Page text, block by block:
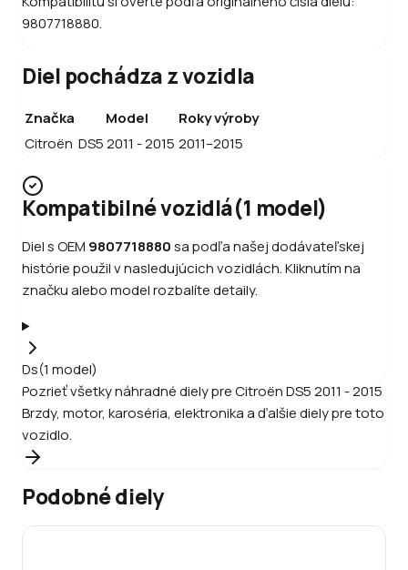
9807718880.
Diel pochádza z vozidla
Značka Model
Roky výroby
Citroën DS5 2011 - 2015 2011–2015
Kompatibilné vozidlá(1 model)
Diel s OEM 9807718880sa podľa našej dodávateľskej
histórie použil v nasledujúcich vozidlách. Kliknutím na
značku alebo model rozbalíte detaily.
Ds(1 model)
Pozrieť všetky náhradné diely preCitroënDS5 2011 - 2015
Brzdy, motor, karoséria, elektronika a ďalšie diely pre toto
vozidlo.
Podobné diely